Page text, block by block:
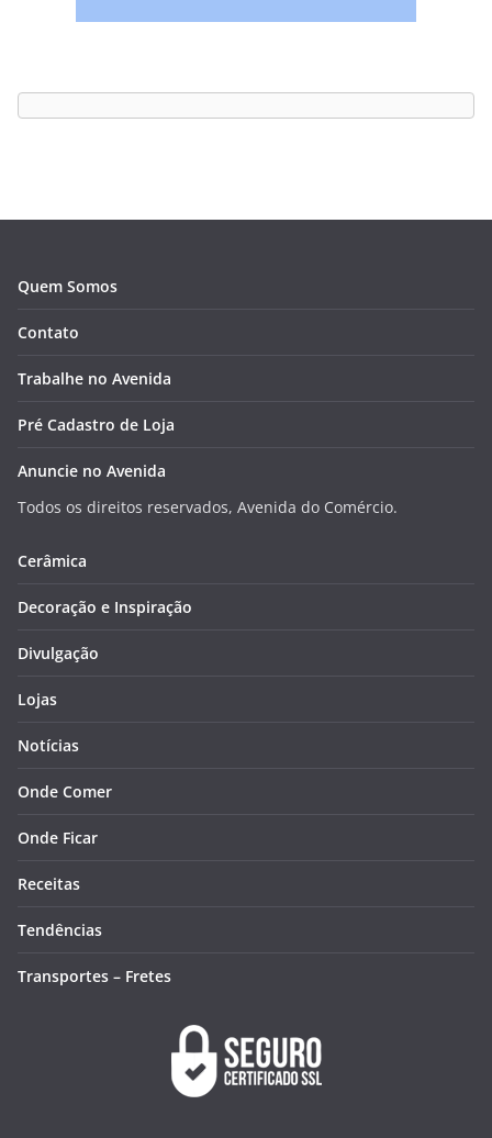
Quem Somos
Contato
Trabalhe no Avenida
Pré Cadastro de Loja
Anuncie no Avenida
Todos os direitos reservados, Avenida do Comércio.
Cerâmica
Decoração e Inspiração
Divulgação
Lojas
Notícias
Onde Comer
Onde Ficar
Receitas
Tendências
Transportes – Fretes